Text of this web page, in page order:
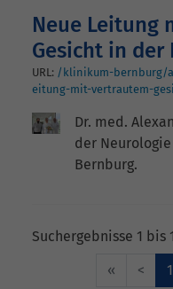
Neue Leitung
Gesicht in der
URL: /klinikum-bernburg/
eitung-mit-vertrautem-
Dr. med.
der Neurologie
Bernburg.
Suchergebnisse 1 bis
«
< 1